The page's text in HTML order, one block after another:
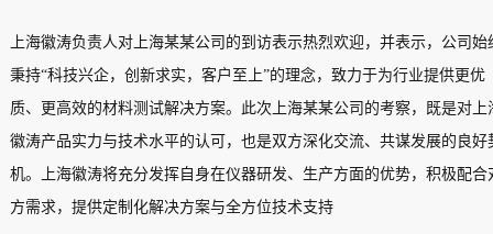
上海徽涛负责人对上海某某公司的到访表示热烈欢迎，并表示，公司始
秉持“科技兴企，创新求实，客户至上”的理念，致力于为行业提供更优
质、更高效的材料测试解决方案。此次上海某某公司的考察，既是对上
徽涛产品实力与技术水平的认可，也是双方深化交流、共谋发展的良好
机。上海徽涛将充分发挥自身在仪器研发、生产方面的优势，积极配合
方需求，提供定制化解决方案与全方位技术支持